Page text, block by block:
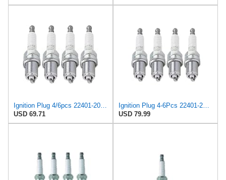
Ignition Plug 4/6pcs 22401-20J05 BKR5E Normal For Spark Plug/Fit For Nissan Altima Sentra 100 NX
USD 69.71
USD 79.99